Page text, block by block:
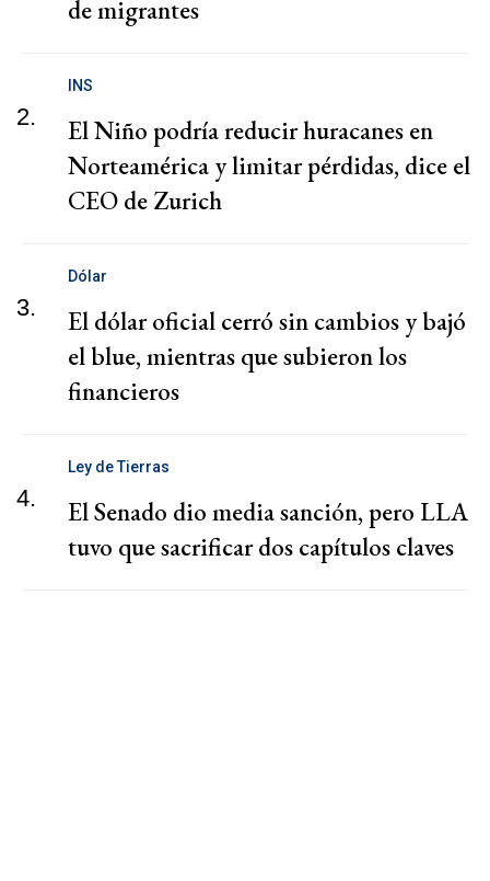
de migrantes
2.
INS
El Niño podría reducir huracanes en
Norteamérica y limitar pérdidas, dice el
CEO de Zurich
3.
Dólar
El dólar oficial cerró sin cambios y bajó
el blue, mientras que subieron los
financieros
4.
Ley de Tierras
El Senado dio media sanción, pero LLA
tuvo que sacrificar dos capítulos claves